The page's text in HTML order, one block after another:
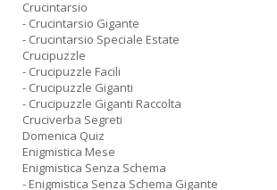
Crucintarsio
- Crucintarsio Gigante
- Crucintarsio Speciale Estate
Crucipuzzle
- Crucipuzzle Facili
- Crucipuzzle Giganti
- Crucipuzzle Giganti Raccolta
Cruciverba Segreti
Domenica Quiz
Enigmistica Mese
Enigmistica Senza Schema
- Enigmistica Senza Schema Gigante